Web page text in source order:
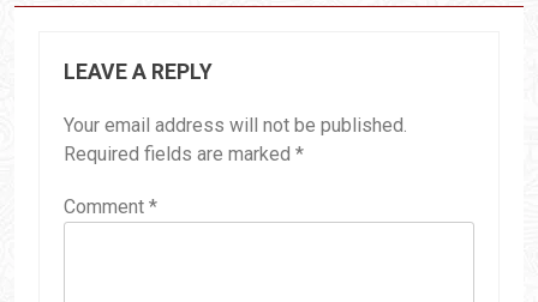
LEAVE A REPLY
Your email address will not be published.
Required fields are marked *
Comment *